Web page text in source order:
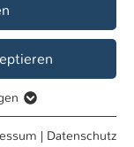
Projektarbeit
und
aktuellen
Funktionen
| Datenschutz